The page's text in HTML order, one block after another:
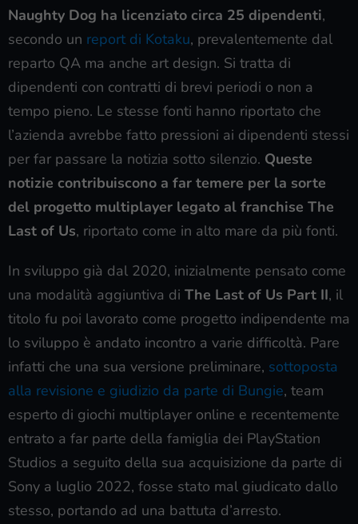
Naughty Dog ha licenziato circa 25 dipendenti,
secondo un report di Kotaku, prevalentemente dal
reparto QA ma anche art design. Si tratta di
dipendenti con contratti di brevi periodi o non a
tempo pieno. Le stesse fonti hanno riportato che
l’azienda avrebbe fatto pressioni ai dipendenti stessi
per far passare la notizia sotto silenzio. Queste
notizie contribuiscono a far temere per la sorte
del progetto multiplayer legato al franchise The
Last of Us, riportato come in alto mare da più fonti.
In sviluppo già dal 2020, inizialmente pensato come
una modalità aggiuntiva di The Last of Us Part II, il
titolo fu poi lavorato come progetto indipendente ma
lo sviluppo è andato incontro a varie difficoltà. Pare
infatti che una sua versione preliminare, sottoposta
alla revisione e giudizio da parte di Bungie, team
esperto di giochi multiplayer online e recentemente
entrato a far parte della famiglia dei PlayStation
Studios a seguito della sua acquisizione da parte di
Sony a luglio 2022, fosse stato mal giudicato dallo
stesso, portando ad una battuta d’arresto.